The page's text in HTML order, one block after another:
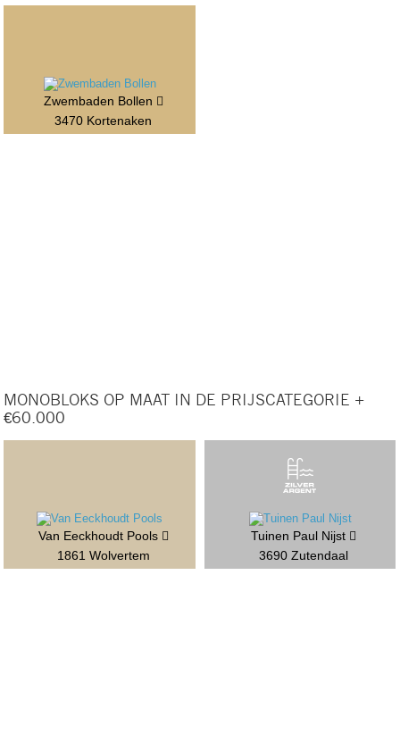
Zwembaden Bollen
3470 Kortenaken
MONOBLOKS OP MAAT IN DE PRIJSCATEGORIE +
€60.000
Van Eeckhoudt Pools
1861 Wolvertem
Tuinen Paul Nijst
3690 Zutendaal